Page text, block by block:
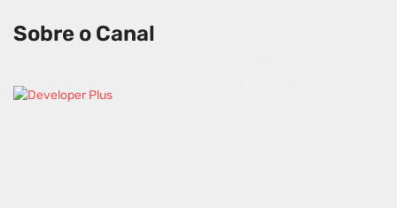
Sobre o Canal